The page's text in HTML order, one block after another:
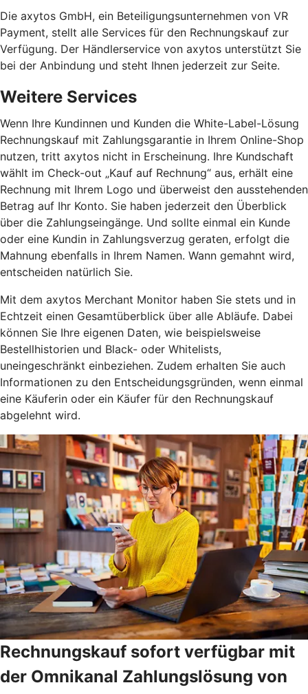
Die axytos GmbH, ein Beteiligungsunternehmen von VR
Payment, stellt alle Services für den Rechnungskauf zur
Verfügung. Der Händlerservice von axytos unterstützt Sie
bei der Anbindung und steht Ihnen jederzeit zur Seite.
Weitere Services
Wenn Ihre Kundinnen und Kunden die White-Label-Lösung
Rechnungskauf mit Zahlungsgarantie in Ihrem Online-Shop
nutzen, tritt axytos nicht in Erscheinung. Ihre Kundschaft
wählt im Check-out „Kauf auf Rechnung“ aus, erhält eine
Rechnung mit Ihrem Logo und überweist den ausstehenden
Betrag auf Ihr Konto. Sie haben jederzeit den Überblick
über die Zahlungseingänge. Und sollte einmal ein Kunde
oder eine Kundin in Zahlungsverzug geraten, erfolgt die
Mahnung ebenfalls in Ihrem Namen. Wann gemahnt wird,
entscheiden natürlich Sie.
Mit dem axytos Merchant Monitor haben Sie stets und in
Echtzeit einen Gesamtüberblick über alle Abläufe. Dabei
können Sie Ihre eigenen Daten, wie beispielsweise
Bestellhistorien und Black- oder Whitelists,
uneingeschränkt einbeziehen. Zudem erhalten Sie auch
Informationen zu den Entscheidungsgründen, wenn einmal
eine Käuferin oder ein Käufer für den Rechnungskauf
abgelehnt wird.
Rechnungskauf sofort verfügbar mit
der Omnikanal Zahlungslösung von